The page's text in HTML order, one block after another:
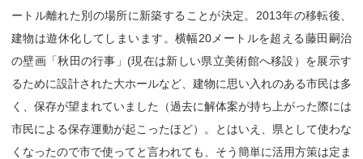
ートル離れた別の場所に新築することが決定。2013年の移転後、
建物は遊休化してしまいます。横幅20メートルを超える藤田嗣治
の壁画「秋田の行事」(現在は新しい県立美術館へ移設）を展示す
るために設計された大ホールなど、建物に思い入れのある市民は多
く、保存が望まれていました（過去に解体案が持ち上がった際には
市民による保存運動が起こったほど）。とはいえ、県として使わな
くなったので市で使ってと言われても、そう簡単に活用方策は定ま